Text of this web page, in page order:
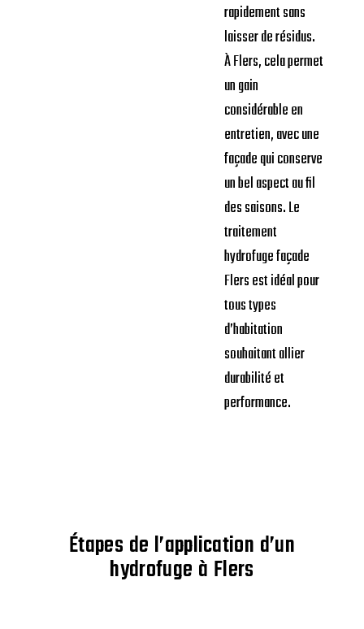
rapidement sans
laisser de résidus.
À Flers, cela permet
un gain
considérable en
entretien, avec une
façade qui conserve
un bel aspect au fil
des saisons. Le
traitement
hydrofuge façade
Flers est idéal pour
tous types
d’habitation
souhaitant allier
durabilité et
performance.
Étapes de l’application d’un
hydrofuge à Flers